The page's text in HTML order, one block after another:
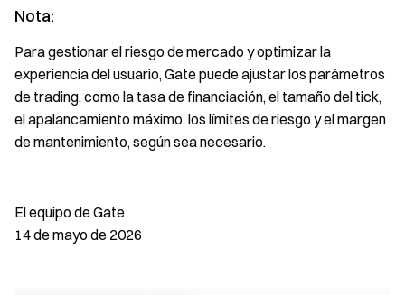
Nota:
Para gestionar el riesgo de mercado y optimizar la
experiencia del usuario, Gate puede ajustar los parámetros
de trading, como la tasa de financiación, el tamaño del tick,
el apalancamiento máximo, los límites de riesgo y el margen
de mantenimiento, según sea necesario.
El equipo de Gate
14 de mayo de 2026